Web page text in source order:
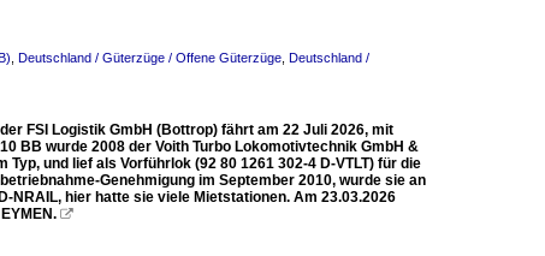
Deutschland / Güterzüge / Offene Güterzüge Deutschland /
FSI Logistik GmbH (Bottrop) fährt am 22 Juli 2026, mit
BB wurde 2008 der Voith Turbo Lokomotivtechnik GmbH &
und lief als Vorführlok (92 80 1261 302-4 D-VTLT) für die
Genehmigung im September 2010, wurde sie an
NRAIL, hier hatte sie viele Mietstationen. Am 23.03.2026
